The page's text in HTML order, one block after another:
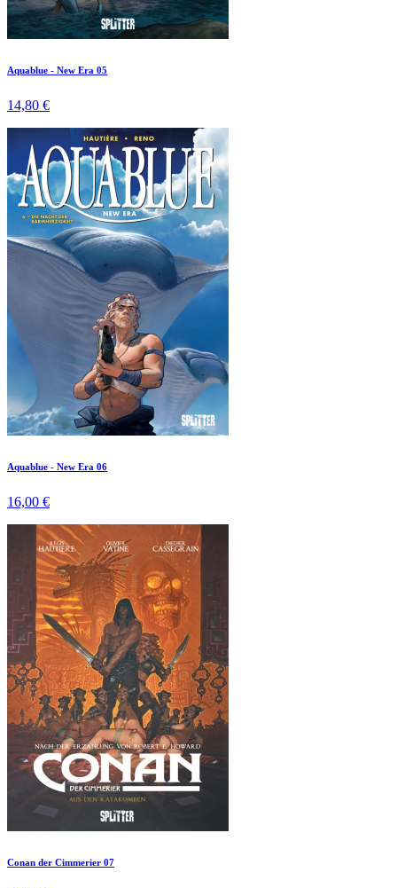
Aquablue - New Era 05
14,80 €
Aquablue - New Era 06
16,00 €
Conan der Cimmerier 07